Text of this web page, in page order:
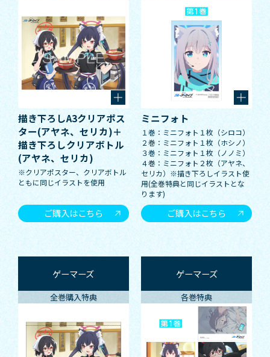
描き下ろしA3クリアポス
ター(アヤネ、セリカ)＋
描き下ろしクリアボトル
(アヤネ、セリカ)
※クリアポスター、クリアボトル
ともに同じイラストを使用
ご購入はこちら
ミニフォト
１巻：ミニフォト１枚（シロコ）
２巻：ミニフォト１枚（ホシノ）
３巻：ミニフォト１枚（ノノミ）
４巻：ミニフォト２枚（アヤネ、
セリカ）※描き下ろしイラスト使
用(全巻特典と同じイラストとな
ります)
ご購入はこちら
ゲーマーズ
全巻購入特典
ゲーマーズ
各巻特典